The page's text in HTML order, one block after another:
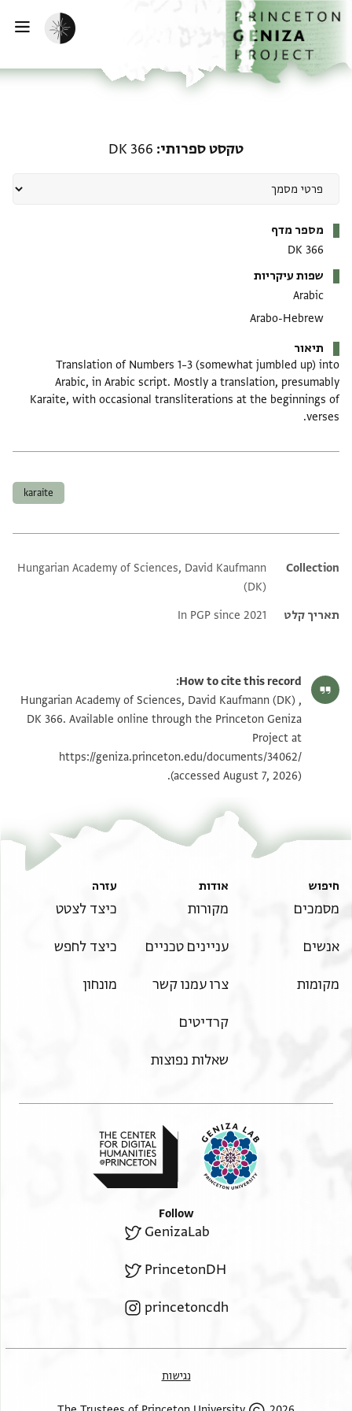
דילוג לתוכן
דף הבית
הפעלת מצב כהה
טקסט ספרותי DK 366
מספר מדף
DK 366
שפות עיקריות
Arabic
Arabo-Hebrew
תיאור
Translation of Numbers 1–3 (somewhat jumbled up) into
Arabic, in Arabic script. Mostly a translation, presumably
Karaite, with occasional transliterations at the beginnings of
verses.
karaite
Additional metadata
Collection
Hungarian Academy of Sciences, David Kaufmann
(DK)
תאריך קלט
In PGP since 2021
How to cite this record:
Hungarian Academy of Sciences, David Kaufmann (DK) ,
DK 366. Available online through the Princeton Geniza
Project at
https://geniza.princeton.edu/documents/34062/
(accessed August 7, 2026).
חיפוש
מסמכים
אנשים
מקומות
אודות
מקורות
עניינים טכניים
צרו עמנו קשר
קרדיטים
שאלות נפוצות
עזרה
כיצד לצטט
כיצד לחפש
מונחון
Follow
GenizaLab
PrincetonDH
princetoncdh
נגישות